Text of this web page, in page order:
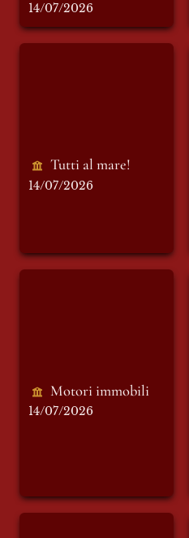
14/07/2026
Tutti al mare!
14/07/2026
Motori immobili
14/07/2026
Didone